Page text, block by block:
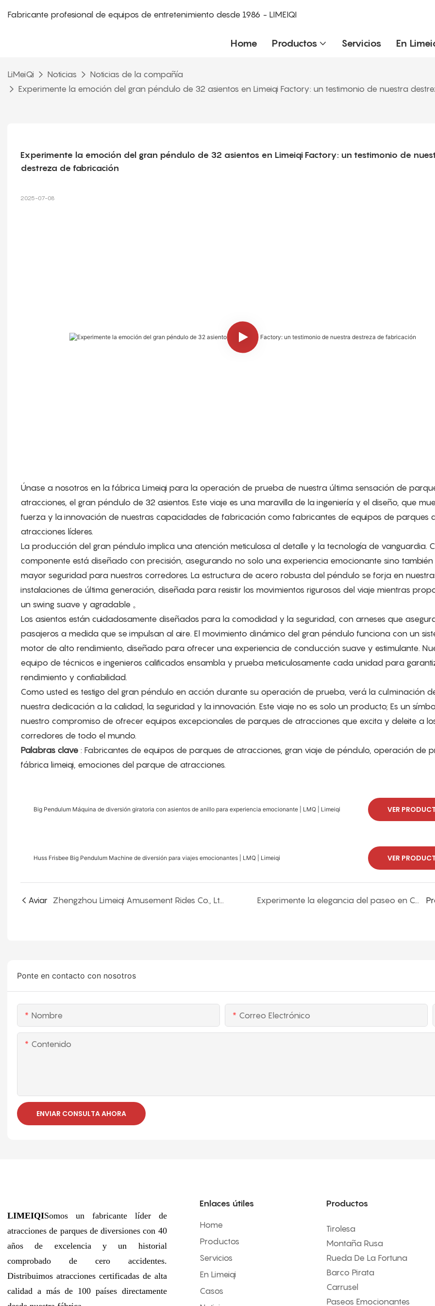
Fabricante profesional de equipos de entretenimiento desde 1986 - LIMEIQI
Home Productos Servicios En
LiMeiQi Noticias
Noticias de la compañía
Experimente la emoción del gran péndulo de 32 asientos en Limeiqi Factory: un testimonio de nuestra
Experimente la emoción del gran péndulo de 32 asientos en Limeiqi Factory: un testimonio de
destreza de fabricación
2025-07-08
Únase a nosotros en la fábrica Limeiqi para la operación de prueba de nuestra última sensación de
atracciones, el gran péndulo de 32 asientos. Este viaje es una maravilla de la ingeniería y el diseño, que
fuerza y ​​la innovación de nuestras capacidades de fabricación como fabricantes de equipos de parques
atracciones líderes.
La producción del gran péndulo implica una atención meticulosa al detalle y la tecnología de vanguardia.
componente está diseñado con precisión, asegurando no solo una experiencia emocionante sino también
mayor seguridad para nuestros corredores. La estructura de acero robusta del péndulo se forja en
instalaciones de última generación, diseñada para resistir los movimientos rigurosos del viaje mientras
un swing suave y agradable 。
Los asientos están cuidadosamente diseñados para la comodidad y la seguridad, con arneses que
pasajeros a medida que se impulsan al aire. El movimiento dinámico del gran péndulo funciona con un
motor de alto rendimiento, diseñado para ofrecer una experiencia de conducción suave y estimulante.
equipo de técnicos e ingenieros calificados ensambla y prueba meticulosamente cada unidad para
rendimiento y confiabilidad.
Como usted es testigo del gran péndulo en acción durante su operación de prueba, verá la culminación
nuestra dedicación a la calidad, la seguridad y la innovación. Este viaje no es solo un producto; Es un
nuestro compromiso de ofrecer equipos excepcionales de parques de atracciones que excita y deleite a
corredores de todo el mundo.
Palabras clave : Fabricantes de equipos de parques de atracciones, gran viaje de péndulo, operación de
fábrica limeiqi, emociones del parque de atracciones.
Big Pendulum Máquina de diversión giratoria con asientos de anillo para experiencia emocionante | LMQ | Limeiqi VER
Huss Frisbee Big Pendulum Machine de diversión para viajes emocionantes | LMQ | Limeiqi VER
Aviar Zhengzhou Limeiqi Amusement Rides Co., Ltd. ¡Está emocionado de anunciar su participación en IAAPA Expo Asia 2025! Experimente la elegancia del paseo en Coffee Coffee Coffee Cafe de Limeiqi: una obra maestra de diseño y artesanía
Ponte en contacto con nosotros
Nombre Correo Electrónico
Contenido
ENVIAR CONSULTA AHORA
LIMEIQISomos un fabricante líder de
atracciones de parques de diversiones con 40
años de excelencia y un historial
comprobado de cero accidentes.
Distribuimos atracciones certificadas de alta
calidad a más de 100 países directamente
Enlaces útiles
Home
Productos
Servicios
En Limeiqi
Casos
Productos
Tirolesa
Montaña Rusa
Rueda De La Fortuna
Barco Pirata
Carrusel
Paseos Emocionantes